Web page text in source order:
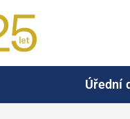
Úřední